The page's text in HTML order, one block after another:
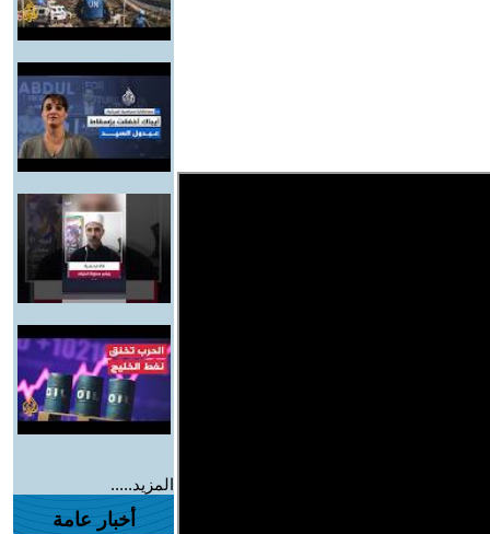
المزيد.....
أخبار عامة